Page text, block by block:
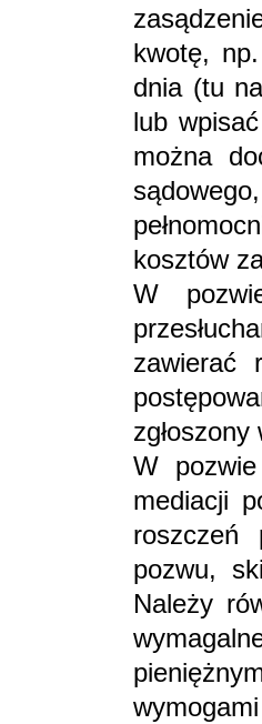
kwotę,
dnia (tu
lub
można
kosztów
W
zawierać
W
mediacji
roszczeń
pozwu,
Należy